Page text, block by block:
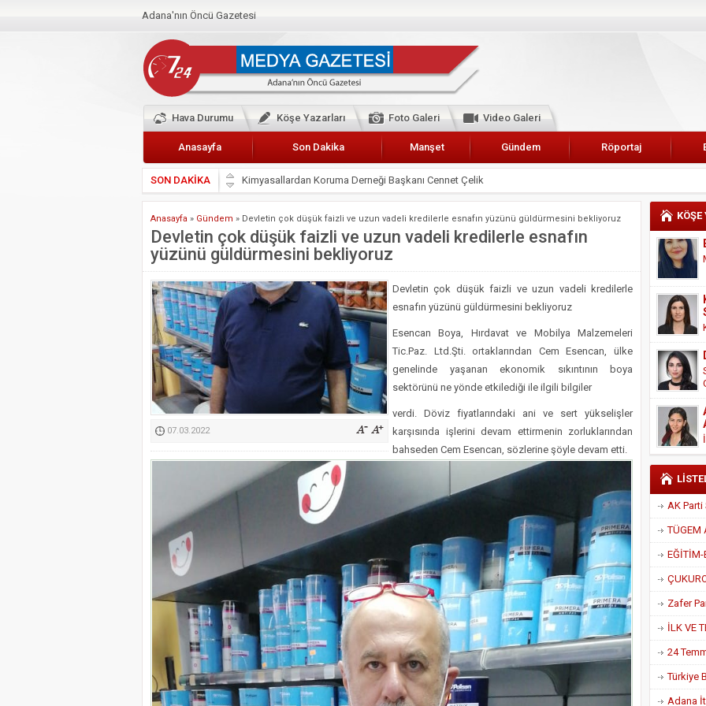
Adana'nın Öncü Gazetesi
Hava Durumu Köşe Yazarları Foto Galeri Video Galeri
Anasayfa Son Dakika Manşet Gündem Röportaj
SON DAKİKA
Başkan Güler’den Başkan Karalar’a hizmet çağrısı
Lokantacılar ve Kebapçılar Esnaf Odası Başkanı Şefik Arslan
Hak-İş Abdurrahman Yücel
HDP İL BİNASININ ÖNÜNDE ANNELER TARİH YAZIYORLAR
CEYHAN TİCARET ODASI
Hainler emellerine asla erişemeyecekler
BÖLGEMİZ ÇUKUROVA’DA 2019 YILI PAMUK HASADINA BAŞLANDI
İyi Parti Yüreğir İlçe Başkanı Enis Akyürek
Kimyasallardan Koruma Derneği Başkanı Cennet Çelik
Anasayfa » Gündem » Devletin çok düşük faizli ve uzun vadeli kredilerle esnafın yüzünü güldürmesini bekliyoruz
Devletin çok düşük faizli ve uzun vadeli kredilerle esnafın
yüzünü güldürmesini bekliyoruz
07.03.2022
Devletin çok düşük faizli ve uzun vadeli kredilerle
esnafın yüzünü güldürmesini bekliyoruz
Esencan Boya, Hırdavat ve Mobilya Malzemeleri
Tic.Paz. Ltd.Şti. ortaklarından Cem Esencan, ülke
genelinde yaşanan ekonomik sıkıntının boya
sektörünü ne yönde etkilediği ile ilgili bilgiler
verdi. Döviz fiyatlarındaki ani ve sert yükselişler
karşısında işlerini devam ettirmenin zorluklarından
bahseden Cem Esencan, sözlerine şöyle devam etti.
Adana